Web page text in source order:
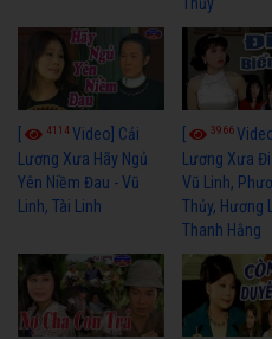
4114Video] Cải
Lương Xưa Hãy Ngủ
Yên Niềm Đau - Vũ
Linh, Tài Linh
3966
Lương Xưa
Vũ Linh,
Thủy, Hương
Thanh Hằng